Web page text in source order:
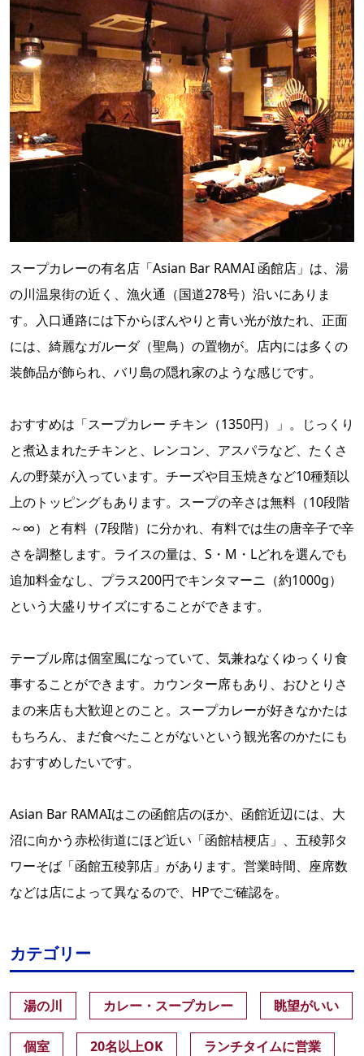
スープカレーの有名店「Asian Bar RAMAI 函館店」は、湯
の川温泉街の近く、漁火通（国道278号）沿いにありま
す。入口通路には下からぼんやりと青い光が放たれ、正面
には、綺麗なガルーダ（聖鳥）の置物が。店内には多くの
装飾品が飾られ、バリ島の隠れ家のような感じです。
おすすめは「スープカレー チキン（1350円）」。じっくり
と煮込まれたチキンと、レンコン、アスパラなど、たくさ
んの野菜が入っています。チーズや目玉焼きなど10種類以
上のトッピングもあります。スープの辛さは無料（10段階
～∞）と有料（7段階）に分かれ、有料では生の唐辛子で辛
さを調整します。ライスの量は、S・M・Lどれを選んでも
追加料金なし、プラス200円でキンタマーニ（約1000g）
という大盛りサイズにすることができます。
テーブル席は個室風になっていて、気兼ねなくゆっくり食
事することができます。カウンター席もあり、おひとりさ
まの来店も大歓迎とのこと。スープカレーが好きなかたは
もちろん、まだ食べたことがないという観光客のかたにも
おすすめしたいです。
Asian Bar RAMAIはこの函館店のほか、函館近辺には、大
沼に向かう赤松街道にほど近い「函館桔梗店」、五稜郭タ
ワーそば「函館五稜郭店」があります。営業時間、座席数
などは店によって異なるので、HPでご確認を。
カテゴリー
湯の川 カレー・スープカレー 眺望がいい
個室 20名以上OK ランチタイムに営業